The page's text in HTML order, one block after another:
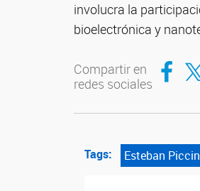
involucra la
bioelectrónica y
Compartir en
redes sociales
Tags: Esteban